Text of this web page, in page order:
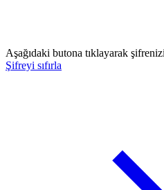
Aşağıdaki butona tıklayarak
Şifreyi sıfırla